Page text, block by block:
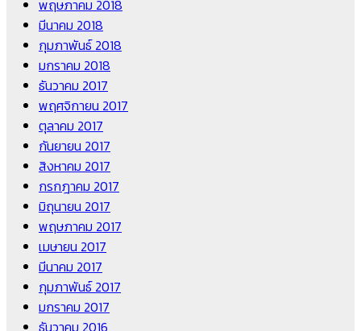
พฤษภาคม 2018
มีนาคม 2018
กุมภาพันธ์ 2018
มกราคม 2018
ธันวาคม 2017
พฤศจิกายน 2017
ตุลาคม 2017
กันยายน 2017
สิงหาคม 2017
กรกฎาคม 2017
มิถุนายน 2017
พฤษภาคม 2017
เมษายน 2017
มีนาคม 2017
กุมภาพันธ์ 2017
มกราคม 2017